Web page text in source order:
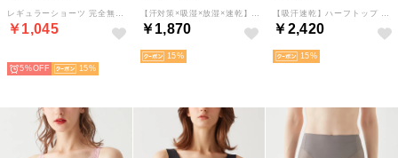
￥1,045
5%
15
￥1,870
15
￥2,420
15